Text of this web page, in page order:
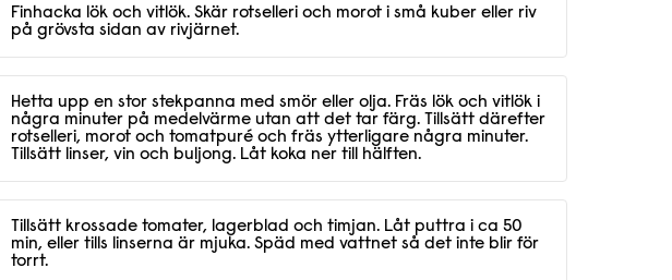
Finhacka lök och vitlök. Skär rotselleri och morot i små kuber eller riv
på grövsta sidan av rivjärnet.
Hetta upp en stor stekpanna med smör eller olja. Fräs lök och vitlök i
några minuter på medelvärme utan att det tar färg. Tillsätt därefter
rotselleri, morot och tomatpuré och fräs ytterligare några minuter.
Tillsätt linser, vin och buljong. Låt koka ner till hälften.
Tillsätt krossade tomater, lagerblad och timjan. Låt puttra i ca 50
min, eller tills linserna är mjuka. Späd med vattnet så det inte blir för
torrt.